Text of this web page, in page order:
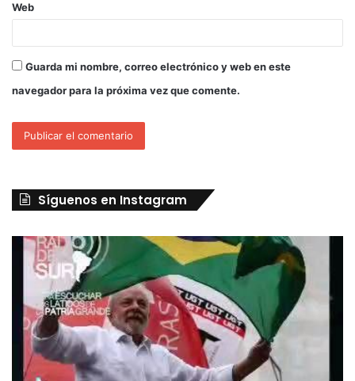
Web
Guarda mi nombre, correo electrónico y web en este
navegador para la próxima vez que comente.
Síguenos en Instagram